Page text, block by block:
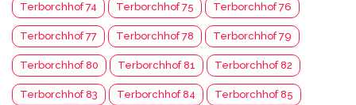
Terborchhof 74 Terborchhof 75 Terborchhof 76
Terborchhof 77 Terborchhof 78 Terborchhof 79
Terborchhof 80 Terborchhof 81 Terborchhof 82
Terborchhof 83 Terborchhof 84 Terborchhof 85